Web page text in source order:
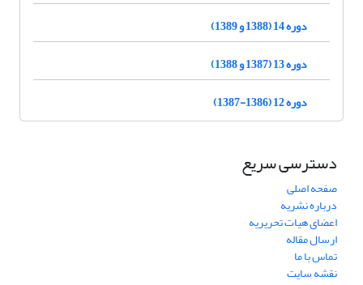
دوره 14 (1388 و 1389)
دوره 13 (1387 و 1388)
دوره 12 (1386-1387)
دسترسی سریع
صفحه اصلی
درباره نشریه
اعضای هیات تحریریه
ارسال مقاله
تماس با ما
نقشه سایت